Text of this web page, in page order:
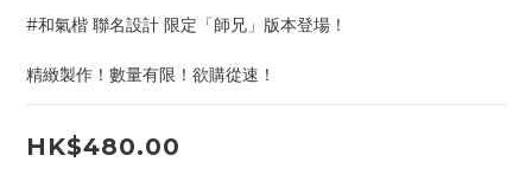
#和氣楷 聯名設計 限定「師兄」版本登場！
精緻製作！數量有限！欲購從速！
HK$480.00